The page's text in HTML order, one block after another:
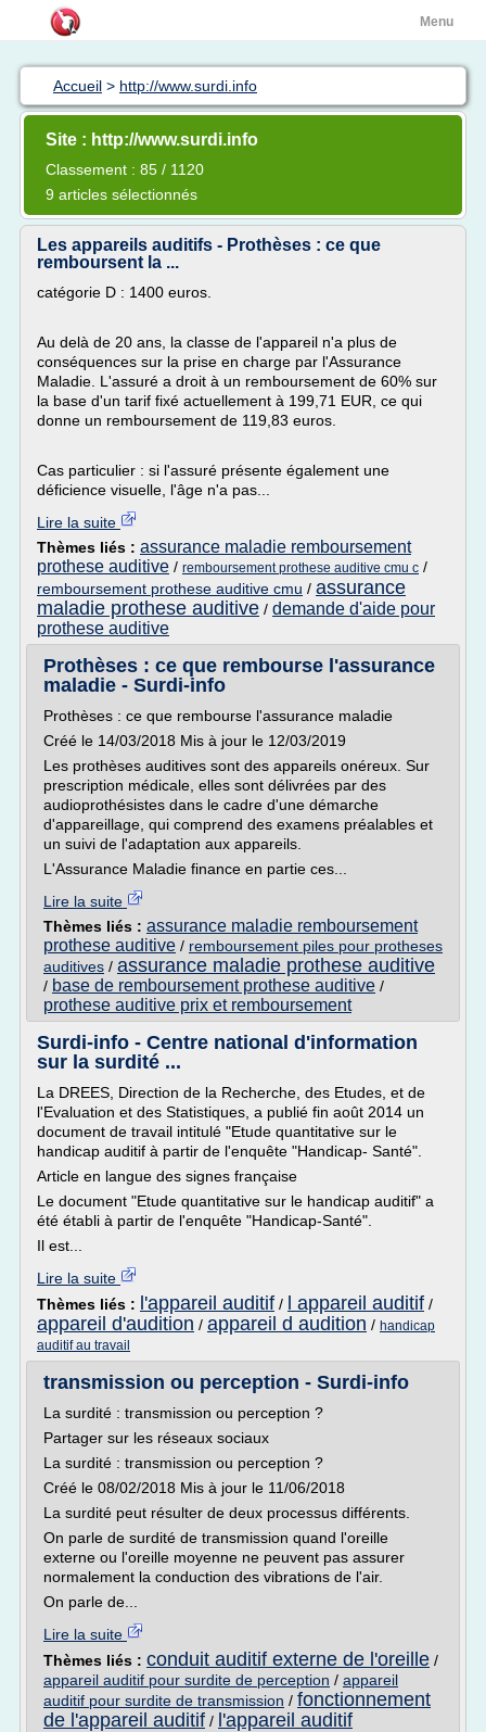
Menu
Accueil > http://www.surdi.info
Site : http://www.surdi.info
Classement : 85 / 1120
9 articles sélectionnés
Les appareils auditifs - Prothèses : ce que
remboursent la ...
catégorie D : 1400 euros.
Au delà de 20 ans, la classe de l'appareil n'a plus de
conséquences sur la prise en charge par l'Assurance
Maladie. L'assuré a droit à un remboursement de 60% sur
la base d'un tarif fixé actuellement à 199,71 EUR, ce qui
donne un remboursement de 119,83 euros.
Cas particulier : si l'assuré présente également une
déficience visuelle, l'âge n'a pas...
Lire la suite
Thèmes liés : assurance maladie remboursement
prothese auditive / remboursement prothese auditive cmu c /
remboursement prothese auditive cmu / assurance
maladie prothese auditive / demande d'aide pour
prothese auditive
Prothèses : ce que rembourse l'assurance
maladie - Surdi-info
Prothèses : ce que rembourse l'assurance maladie
Créé le 14/03/2018 Mis à jour le 12/03/2019
Les prothèses auditives sont des appareils onéreux. Sur
prescription médicale, elles sont délivrées par des
audioprothésistes dans le cadre d'une démarche
d'appareillage, qui comprend des examens préalables et
un suivi de l'adaptation aux appareils.
L'Assurance Maladie finance en partie ces...
Lire la suite
Thèmes liés : assurance maladie remboursement
prothese auditive / remboursement piles pour protheses
auditives / assurance maladie prothese auditive
/ base de remboursement prothese auditive /
prothese auditive prix et remboursement
Surdi-info - Centre national d'information
sur la surdité ...
La DREES, Direction de la Recherche, des Etudes, et de
l'Evaluation et des Statistiques, a publié fin août 2014 un
document de travail intitulé "Etude quantitative sur le
handicap auditif à partir de l'enquête "Handicap- Santé".
Article en langue des signes française
Le document "Etude quantitative sur le handicap auditif" a
été établi à partir de l'enquête "Handicap-Santé".
Il est...
Lire la suite
Thèmes liés :
l'appareil auditif / l appareil auditif /
appareil d'audition / appareil d audition / handicap
auditif au travail
transmission ou perception - Surdi-info
La surdité : transmission ou perception ?
Partager sur les réseaux sociaux
La surdité : transmission ou perception ?
Créé le 08/02/2018 Mis à jour le 11/06/2018
La surdité peut résulter de deux processus différents.
On parle de surdité de transmission quand l'oreille
externe ou l'oreille moyenne ne peuvent pas assurer
normalement la conduction des vibrations de l'air.
On parle de...
Lire la suite
Thèmes liés : conduit auditif externe de l'oreille /
appareil auditif pour surdite de perception / appareil
auditif pour surdite de transmission / fonctionnement
de l'appareil auditif / l'appareil auditif